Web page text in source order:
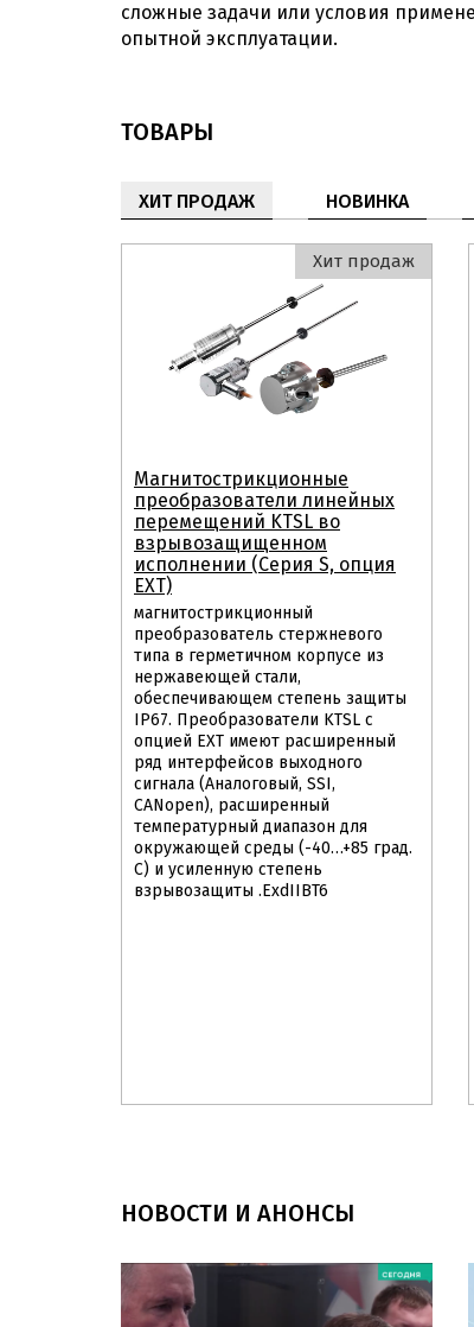
сложные задачи или условия
опытной эксплуатации.
ТОВАРЫ
ХИТ ПРОДАЖ НОВИНКА
Хит продаж
Магнитострикционные
преобразователи линейных
перемещений KTSL во
взрывозащищенном
исполнении (Серия S, опция
EXT)
магнитострикционный
преобразователь стержневого
типа в герметичном корпусе из
нержавеющей стали,
обеспечивающем степень защиты
IP67. Преобразователи KTSL с
опцией EXT имеют расширенный
ряд интерфейсов выходного
сигнала (Аналоговый, SSI,
CANopen), расширенный
температурный диапазон для
окружающей среды (-40…+85 град.
С) и усиленную степень
взрывозащиты .ExdIIBT6
НОВОСТИ И АНОНСЫ